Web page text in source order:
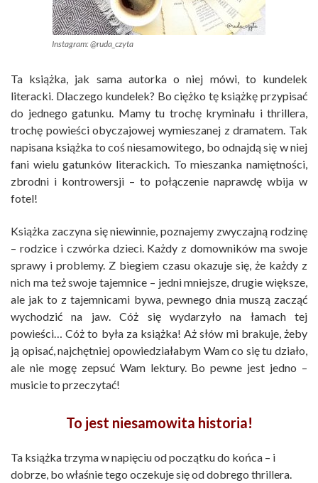
Instagram: @ruda_czyta
Ta książka, jak sama autorka o niej mówi, to kundelek
literacki. Dlaczego kundelek? Bo ciężko tę książkę przypisać
do jednego gatunku. Mamy tu trochę kryminału i thrillera,
trochę powieści obyczajowej wymieszanej z dramatem. Tak
napisana książka to coś niesamowitego, bo odnajdą się w niej
fani wielu gatunków literackich. To mieszanka namiętności,
zbrodni i kontrowersji – to połączenie naprawdę wbija w
fotel!
Książka zaczyna się niewinnie, poznajemy zwyczajną rodzinę
– rodzice i czwórka dzieci. Każdy z domowników ma swoje
sprawy i problemy. Z biegiem czasu okazuje się, że każdy z
nich ma też swoje tajemnice – jedni mniejsze, drugie większe,
ale jak to z tajemnicami bywa, pewnego dnia muszą zacząć
wychodzić na jaw. Cóż się wydarzyło na łamach tej
powieści… Cóż to była za książka! Aż słów mi brakuje, żeby
ją opisać, najchętniej opowiedziałabym Wam co się tu działo,
ale nie mogę zepsuć Wam lektury. Bo pewne jest jedno –
musicie to przeczytać!
To jest niesamowita historia!
Ta książka trzyma w napięciu od początku do końca – i
dobrze, bo właśnie tego oczekuje się od dobrego thrillera.